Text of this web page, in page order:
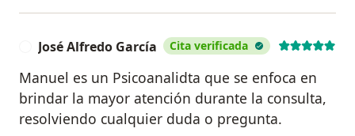
José Alfredo García Cita verificada
Manuel es un Psicoanalidta que se enfoca en
brindar la mayor atención durante la consulta,
resolviendo cualquier duda o pregunta.